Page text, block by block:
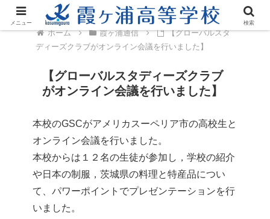
ホーム 霞ヶ浦通信
【グローバルスタ
ディーズクラブがオンライン会議を行いました】
【グローバルスタディーズクラブ
がオンライン会議を行いました】
本校のGSCがアメリカスーペリア市の高校生と
オンライン会議を行いました。
本校からは１２名の生徒が参加し，学校の紹介
や日本の制服，茨城県の料理と特産品につい
て、パワーポイントでプレゼンテーションを行
いました。
メニュー 検索